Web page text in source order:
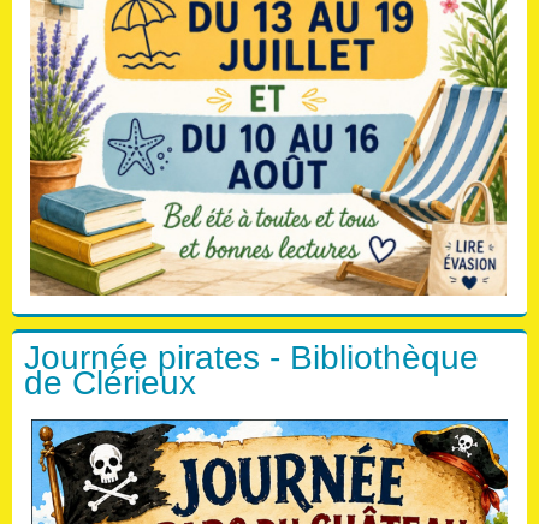
Journée pirates - Bibliothèque
de Clérieux